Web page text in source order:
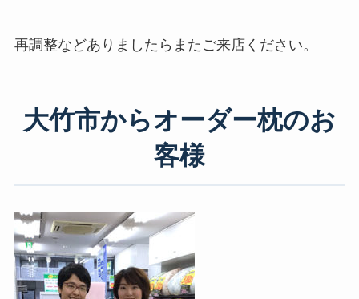
再調整などありましたらまたご来店ください。
大竹市からオーダー枕のお
客様